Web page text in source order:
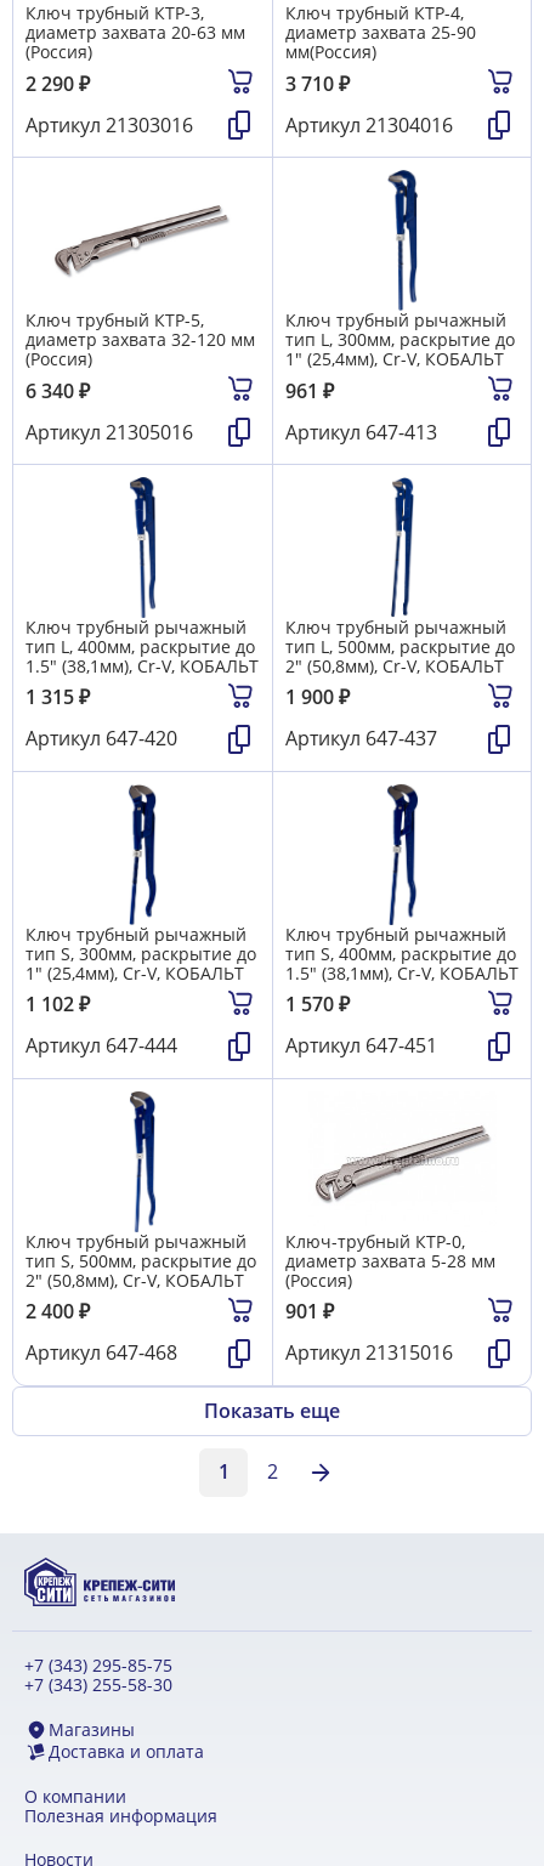
Ключ трубный КТР-3,
диаметр захвата 20-63 мм
(Россия)
2 290₽
Артикул 21303016
Ключ трубный КТР-4,
диаметр захвата 25-90
мм(Россия)
3 710₽
Артикул 21304016
Ключ трубный КТР-5,
диаметр захвата 32-120 мм
(Россия)
6 340₽
Артикул 21305016
Ключ трубный рычажный
тип L, 300мм, раскрытие до
1" (25,4мм), Cr-V, КОБАЛЬТ
961 ₽
Артикул 647-413
Ключ трубный рычажный
тип L, 400мм, раскрытие до
1.5" (38,1мм), Cr-V, КОБАЛЬТ
1 315₽
Артикул 647-420
Ключ трубный рычажный
тип L, 500мм, раскрытие до
2" (50,8мм), Cr-V, КОБАЛЬТ
1 900₽
Артикул 647-437
Ключ трубный рычажный
тип S, 300мм, раскрытие до
1" (25,4мм), Cr-V, КОБАЛЬТ
1 102₽
Артикул 647-444
Ключ трубный рычажный
тип S, 400мм, раскрытие до
1.5" (38,1мм), Cr-V, КОБАЛЬТ
1 570₽
Артикул 647-451
Ключ трубный рычажный
тип S, 500мм, раскрытие до
2" (50,8мм), Cr-V, КОБАЛЬТ
2 400₽
Артикул 647-468
Ключ-трубный КТР-0,
диаметр захвата 5-28 мм
(Россия)
901 ₽
Артикул 21315016
Показать еще
1 2
+7 (343) 295-85-75
+7 (343) 255-58-30
Магазины
Доставка и оплата
О компании
Полезная информация
Новости